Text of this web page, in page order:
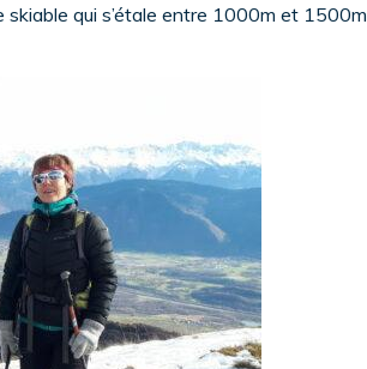
qui s’étale entre 1000m et 1500m